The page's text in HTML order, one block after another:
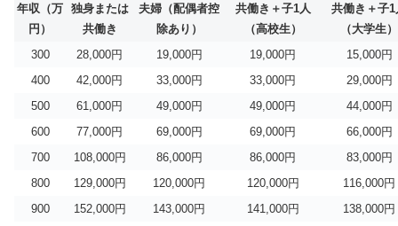
年収（万
円）
独身または
共働き
夫婦（配偶者控
除あり）
共働き＋子1人
（高校生）
共働き＋子1
（大学生）
300
28,000円 19,000円 19,000円
15,000円
400
42,000円 33,000円 33,000円
29,000円
500
61,000円 49,000円 49,000円
44,000円
600
77,000円 69,000円 69,000円
66,000円
700
108,000円 86,000円 86,000円
83,000円
800
129,000円 120,000円 120,000円
116,000円
900
152,000円 143,000円 141,000円
138,000円